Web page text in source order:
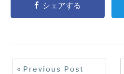
シェアする
投 Previous Post